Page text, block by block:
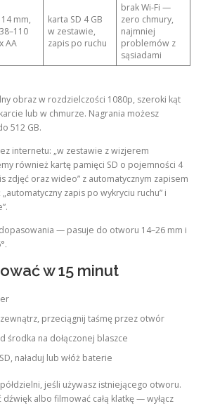
mm,
AA
karta SD 4 GB
w zestawie,
zapis po ruchu
brak Wi-Fi —
zero chmury,
najmniej
problemów z
sąsiadami
obraz w rozdzielczości 1080p, szeroki kąt
lub w chmurze. Nagrania możesz
512 GB.
internetu: „w zestawie z wizjerem
również kartę pamięci SD o pojemności 4
zdjęć oraz wideo” z automatycznym zapisem
zapis po wykryciu ruchu” i
— pasuje do otworu 14–26 mm i
w 15 minut
przeciągnij taśmę przez otwór
środka na dołączonej blaszce
naładuj lub włóż baterie
jeśli używasz istniejącego otworu.
albo filmować całą klatkę — wyłącz